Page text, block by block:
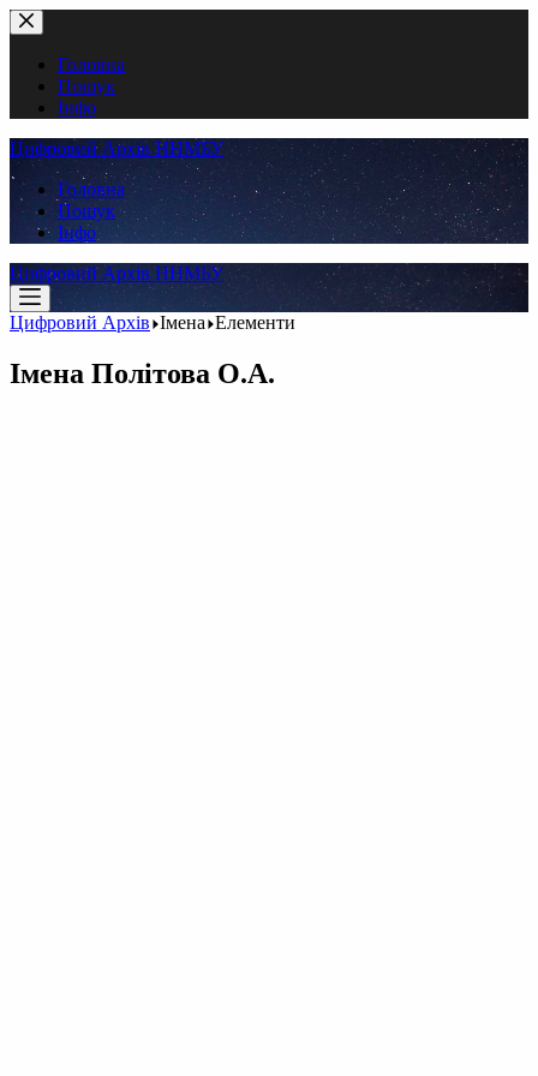
Перейти
до
вмістуГоловна
Пошук
Інфо
Цифровий Архів ННМБУ
Головна
Пошук
Інфо
Цифровий Архів ННМБУ
Цифровий Архів Імена Елементи
Імена Політова О.А.